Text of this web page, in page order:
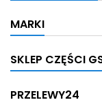
MARKI
SKLEP CZĘŚCI
PRZELEWY24